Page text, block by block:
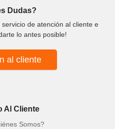
Dudas?
de atención al cliente e
lo antes posible!
al cliente
Al Cliente
Somos?